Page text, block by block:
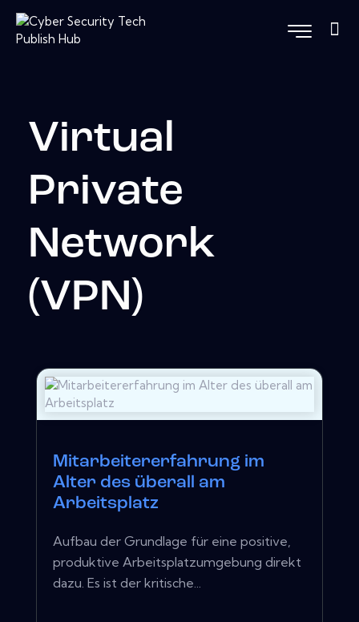
Virtual
Private
Network
(VPN)
Mitarbeitererfahrung im
Alter des überall am
Arbeitsplatz
Aufbau der Grundlage für eine positive,
produktive Arbeitsplatzumgebung direkt
dazu. Es ist der kritische...